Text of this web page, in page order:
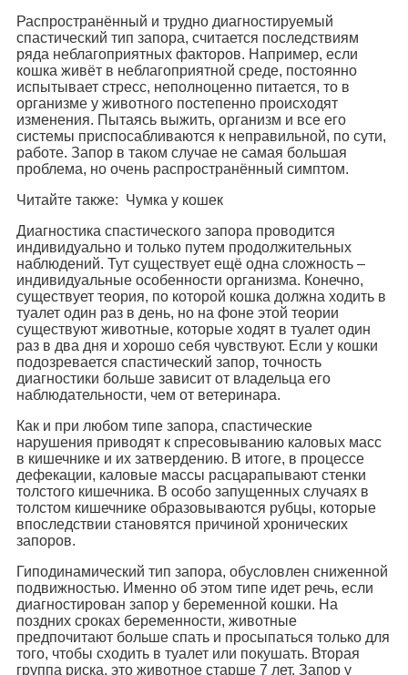
Распространённый и трудно диагностируемый
спастический тип запора, считается последствиям
ряда неблагоприятных факторов. Например, если
кошка живёт в неблагоприятной среде, постоянно
испытывает стресс, неполноценно питается, то в
организме у животного постепенно происходят
изменения. Пытаясь выжить, организм и все его
системы приспосабливаются к неправильной, по сути,
работе. Запор в таком случае не самая большая
проблема, но очень распространённый симптом.
Читайте также: Чумка у кошек
Диагностика спастического запора проводится
индивидуально и только путем продолжительных
наблюдений. Тут существует ещё одна сложность –
индивидуальные особенности организма. Конечно,
существует теория, по которой кошка должна ходить в
туалет один раз в день, но на фоне этой теории
существуют животные, которые ходят в туалет один
раз в два дня и хорошо себя чувствуют. Если у кошки
подозревается спастический запор, точность
диагностики больше зависит от владельца его
наблюдательности, чем от ветеринара.
Как и при любом типе запора, спастические
нарушения приводят к спресовыванию каловых масс
в кишечнике и их затвердению. В итоге, в процессе
дефекации, каловые массы расцарапывают стенки
толстого кишечника. В особо запущенных случаях в
толстом кишечнике образовываются рубцы, которые
впоследствии становятся причиной хронических
запоров.
Гиподинамический тип запора, обусловлен сниженной
подвижностью. Именно об этом типе идет речь, если
диагностирован запор у беременной кошки. На
поздних сроках беременности, животные
предпочитают больше спать и просыпаться только для
того, чтобы сходить в туалет или покушать. Вторая
группа риска, это животное старше 7 лет. Запор у